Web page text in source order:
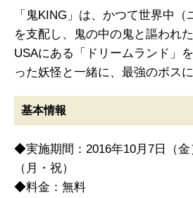
「鬼KING」は、かつて世界中
を支配し、鬼の中の鬼と謳われた
USAにある「ドリームランド」
った妖怪と一緒に、最強のボス
基本情報
◆実施期間：2016年10月7日（金
（月・祝）
◆料金：無料